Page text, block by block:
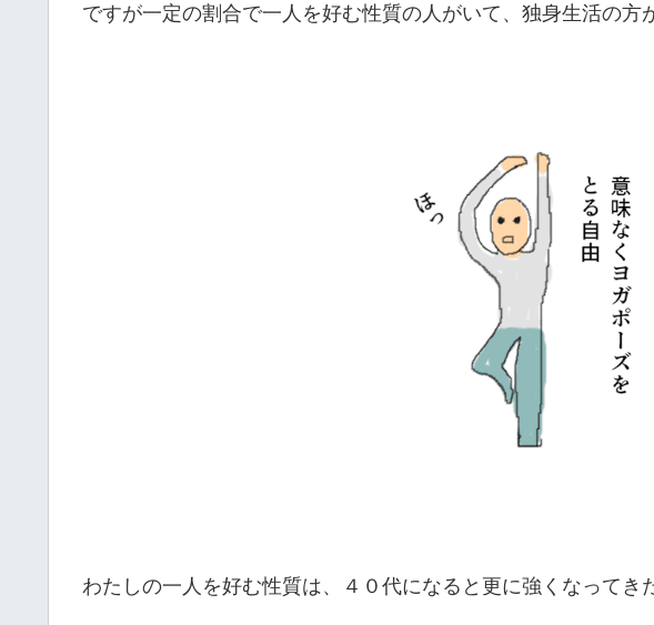
ですが一定の割合で一人を好む性質の人がいて、独身生活の方
わたしの一人を好む性質は、４０代になると更に強くなってき